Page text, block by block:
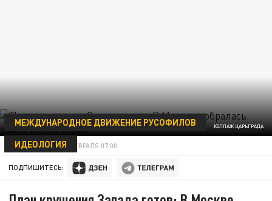
КОЛЛАЖ ЦАРЬГРАДА
МЕЖДУНАРОДНОЕ ДВИЖЕНИЕ РУСОФИЛОВ
ИДЕОЛОГИЯ
ЕГОР КУЧЕР 26 ФЕВРАЛЯ 07:00
ПОДПИШИТЕСЬ: